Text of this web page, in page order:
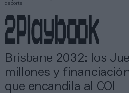
deporte
Brisbane 2032: los
millones y
que encandila al COI